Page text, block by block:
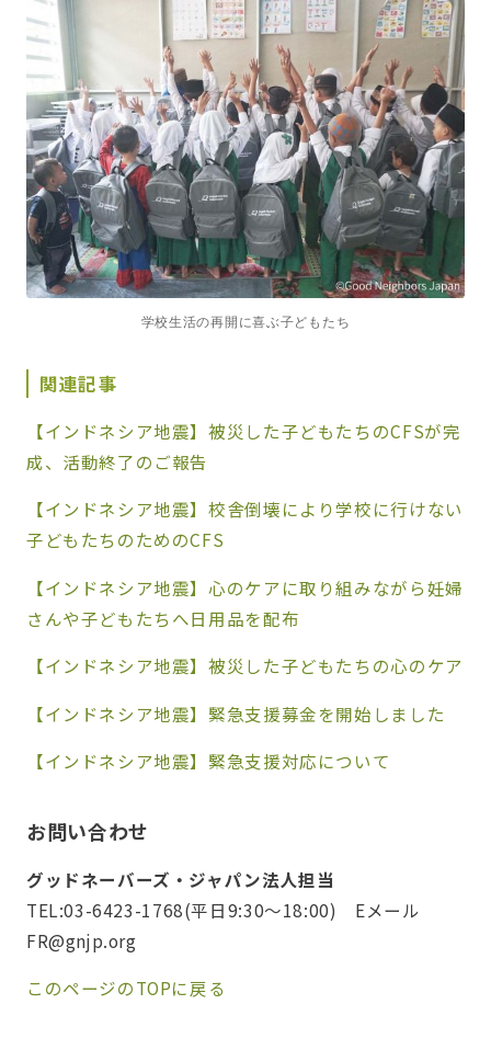
学校生活の再開に喜ぶ子どもたち
関連記事
【インドネシア地震】被災した子どもたちのCFSが完
成、活動終了のご報告
【インドネシア地震】校舎倒壊により学校に行けない
子どもたちのためのCFS
【インドネシア地震】心のケアに取り組みながら妊婦
さんや子どもたちへ日用品を配布
【インドネシア地震】被災した子どもたちの心のケア
【インドネシア地震】緊急支援募金を開始しました
【インドネシア地震】緊急支援対応について
お問い合わせ
グッドネーバーズ・ジャパン法人担当
TEL:03-6423-1768(平日9:30～18:00) Eメール
FR@gnjp.org
このページのTOPに戻る